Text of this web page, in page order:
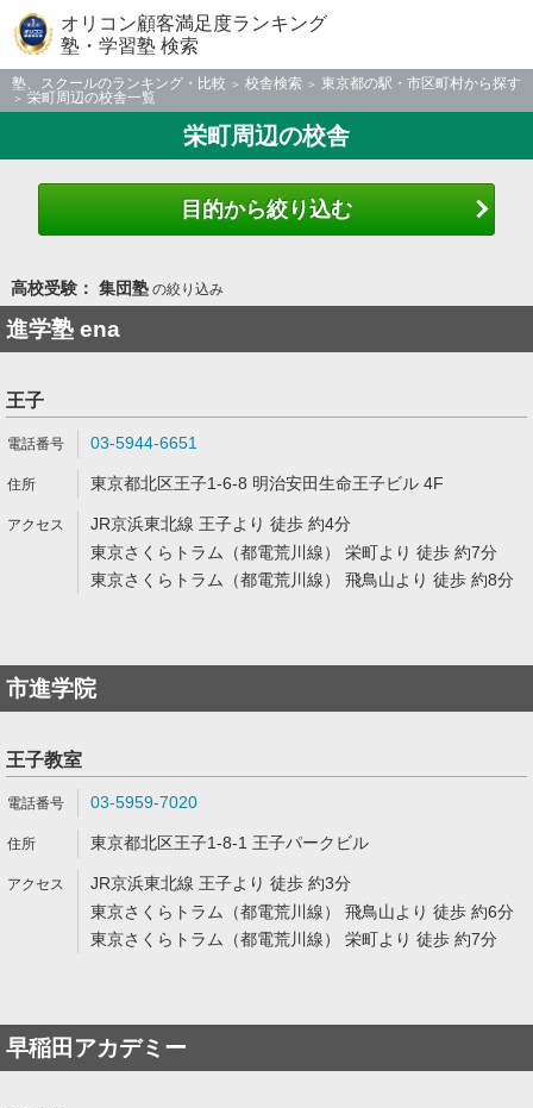
オリコン顧客満足度ランキング
塾・学習塾 検索
塾、スクールのランキング・比較 校舎検索
東京都の駅・市区町村から探す
栄町周辺の校舎一覧
栄町周辺の校舎
目的から絞り込む
高校受験： 集団塾の絞り込み
進学塾 ena
王子
03-5944-6651
東京都北区王子1-6-8 明治安田生命王子ビル 4F
JR京浜東北線 王子より 徒歩 約4分
東京さくらトラム（都電荒川線） 栄町より 徒歩 約7分
東京さくらトラム（都電荒川線） 飛鳥山より 徒歩 約8分
市進学院
王子教室
03-5959-7020
東京都北区王子1-8-1 王子パークビル
JR京浜東北線 王子より 徒歩 約3分
東京さくらトラム（都電荒川線） 飛鳥山より 徒歩 約6分
東京さくらトラム（都電荒川線） 栄町より 徒歩 約7分
早稲田アカデミー